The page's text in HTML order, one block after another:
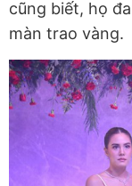
cũng biết, họ
màn trao vàng.